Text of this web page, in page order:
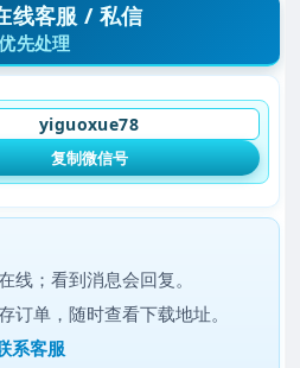
线客服 / 私信
先处理
yiguoxue78
复制微信号
线；看到消息会回复。
订单，随时查看下载地址。
系客服